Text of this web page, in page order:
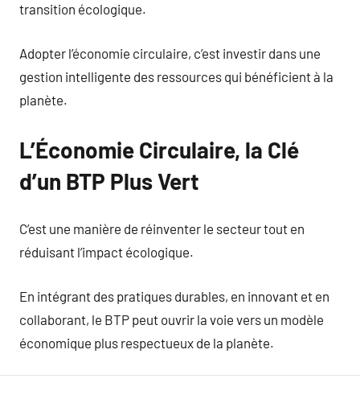
transition écologique.
Adopter l’économie circulaire, c’est investir dans une
gestion intelligente des ressources qui bénéficient à la
planète.
L’Économie Circulaire, la Clé
d’un BTP Plus Vert
C’est une manière de réinventer le secteur tout en
réduisant l’impact écologique.
En intégrant des pratiques durables, en innovant et en
collaborant, le BTP peut ouvrir la voie vers un modèle
économique plus respectueux de la planète.